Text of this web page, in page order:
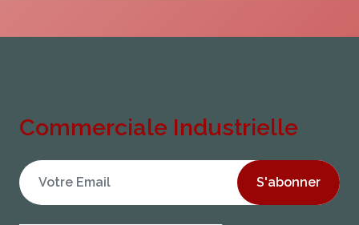
Commerciale Industrielle
S'abonner